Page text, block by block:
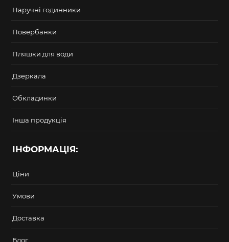
Наручні годинники
Повербанки
Пляшки для води
Дзеркала
Обкладинки
Інша продукція
ІНФОРМАЦІЯ:
Ціни
Умови
Доставка
Блог